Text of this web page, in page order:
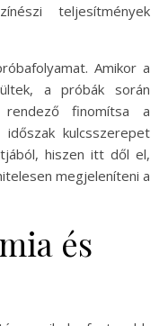
teljesítmények
Amikor a
a próbák során
finomítsa a
kulcsszerepet
hiszen itt dől el,
megjeleníteni a
és